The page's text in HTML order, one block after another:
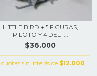
LITTLE BIRD + 5 FIGURAS,
PILOTO Y 4 DELT...
$36.000
cuotas sin interés de $12.000